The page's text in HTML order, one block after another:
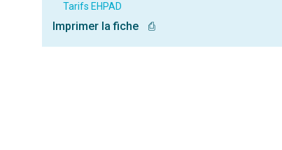
Tarifs EHPAD
Imprimer la fiche ⎙